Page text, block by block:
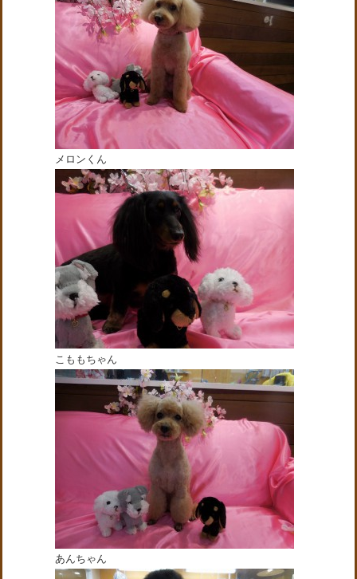
メロンくん
こももちゃん
あんちゃん